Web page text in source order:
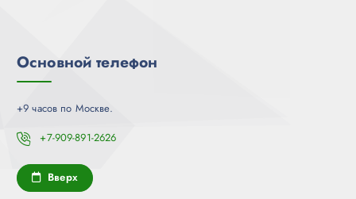
Основной телефон
+9 часов по Москве.
+7-909-891-2626
Вверх